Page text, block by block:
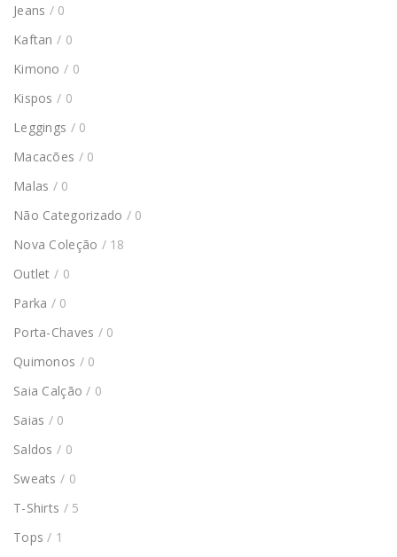
Jeans / 0
Kaftan / 0
Kimono / 0
Kispos / 0
Leggings / 0
Macacões / 0
Malas / 0
Não Categorizado / 0
Nova Coleção / 18
Outlet / 0
Parka / 0
Porta-Chaves / 0
Quimonos / 0
Saia Calção / 0
Saias / 0
Saldos / 0
Sweats / 0
T-Shirts / 5
Tops / 1